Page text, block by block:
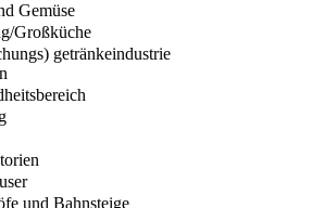
Gemüse
Großküche
getränkeindustrie
und Bahnsteige